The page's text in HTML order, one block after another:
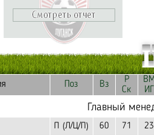
Поз Вз
Р
Ск
ИГ
Главный
П (Л/Ц/П) 60 71 23